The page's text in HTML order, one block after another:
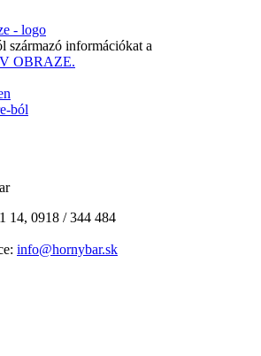
származó információkat a
V OBRAZE.
14, 0918 / 344 484
info@hornybar.sk